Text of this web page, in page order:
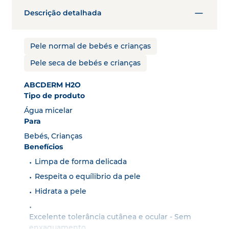
Descrição detalhada
Pele normal de bebés e crianças
Pele seca de bebés e crianças
ABCDERM H2O
Tipo de produto
Água micelar
Para
Bebés, Crianças
Benefícios
Limpa de forma delicada
Respeita o equílibrio da pele
Hidrata a pele
Excelente tolerância cutânea e ocular - Sem